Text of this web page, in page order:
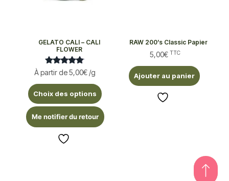
GELATO CALI – CALI
FLOWER
Note
5.00
sur 5
À partir de5,00€ /g
Choix des options
Me notifier du retour
RAW 200’s Classic Papier
5,00€ TTC
Ajouter au panier